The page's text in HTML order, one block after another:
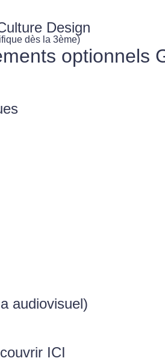
Design
dès la 3ème)
optionnels
audiovisuel)
ICI